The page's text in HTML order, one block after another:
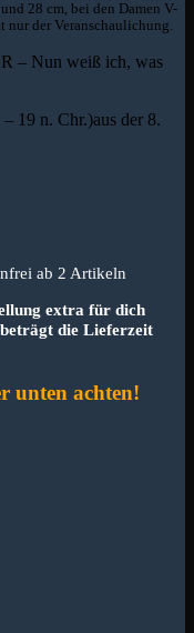
28 cm, bei den Damen V-
der Veranschaulichung.
– Nun weiß ich, was
19 n. Chr.)aus der 8.
ab 2 Artikeln
extra für dich
die Lieferzeit
unten achten!